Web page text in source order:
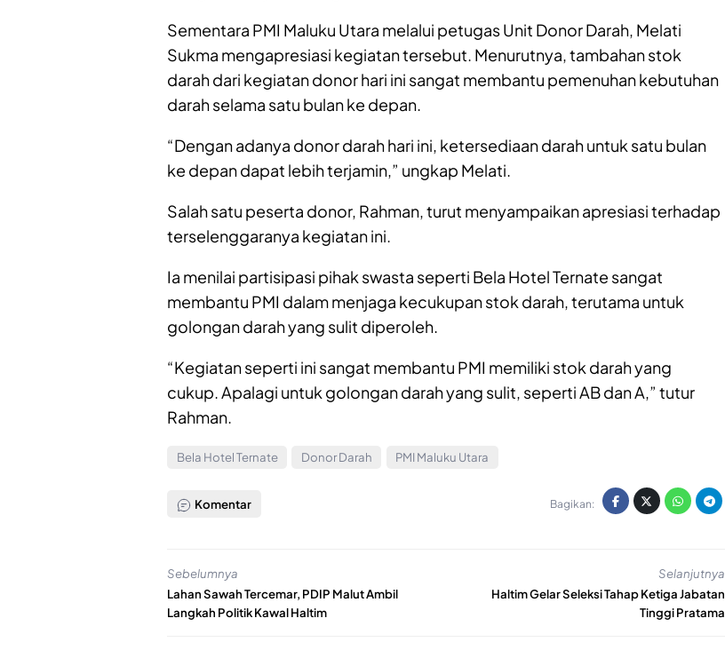
Sementara PMI Maluku Utara melalui petugas Unit Donor Darah, Melati
Sukma mengapresiasi kegiatan tersebut. Menurutnya, tambahan stok
darah dari kegiatan donor hari ini sangat membantu pemenuhan kebutuhan
darah selama satu bulan ke depan.
“Dengan adanya donor darah hari ini, ketersediaan darah untuk satu bulan
ke depan dapat lebih terjamin,” ungkap Melati.
Salah satu peserta donor, Rahman, turut menyampaikan apresiasi terhadap
terselenggaranya kegiatan ini.
Ia menilai partisipasi pihak swasta seperti Bela Hotel Ternate sangat
membantu PMI dalam menjaga kecukupan stok darah, terutama untuk
golongan darah yang sulit diperoleh.
“Kegiatan seperti ini sangat membantu PMI memiliki stok darah yang
cukup. Apalagi untuk golongan darah yang sulit, seperti AB dan A,” tutur
Rahman.
Bela Hotel Ternate Donor Darah PMI Maluku Utara
Komentar Bagikan:
Sebelumnya
Lahan Sawah Tercemar, PDIP Malut Ambil
Langkah Politik Kawal Haltim
Selanjutnya
Haltim Gelar Seleksi Tahap Ketiga Jabatan
Tinggi Pratama